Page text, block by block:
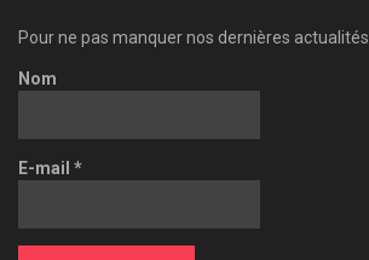
Pour ne pas manquer nos dernières actualités.
Nom
E-mail *